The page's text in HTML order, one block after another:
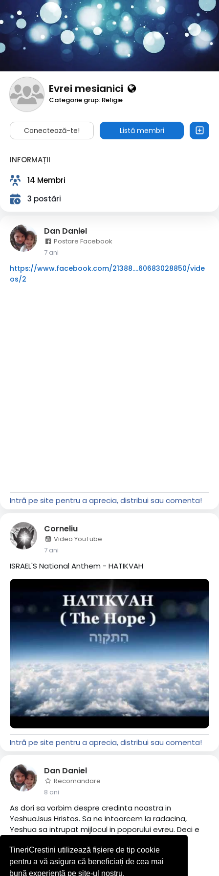
TineriCrestini utilizează fișiere de tip cookie
pentru a vă asigura că beneficiați de cea mai
bună experiență pe site-ul nostru.
Evrei mesianici
Categorie grup: Religie
Conectează-te! Listă membri
Dan Daniel
Postare Facebook
7 ani
https://www.facebook.com/21388....60683028850/vide
os/2
Intră pe site pentru a aprecia, distribui sau comenta!
Corneliu
Video YouTube
7 ani
ISRAEL'S National Anthem - HATIKVAH
Intră pe site pentru a aprecia, distribui sau comenta!
Dan Daniel
Recomandare
8 ani
As dori sa vorbim despre credinta noastra in
Yeshua.Isus Hristos. Sa ne intoarcem la radacina,
Yeshua sa intrupat mijlocul in poporului evreu. Deci e
Pe atunci exista doar credinta in El. Crede si vei fi
mantuit.
Mantuirea vine de la evrei.
INFORMAȚII
14 Membri
3 postări